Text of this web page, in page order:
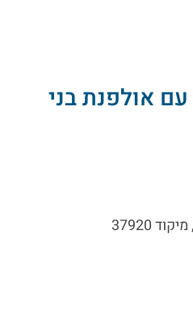
אולפנת בני
37920